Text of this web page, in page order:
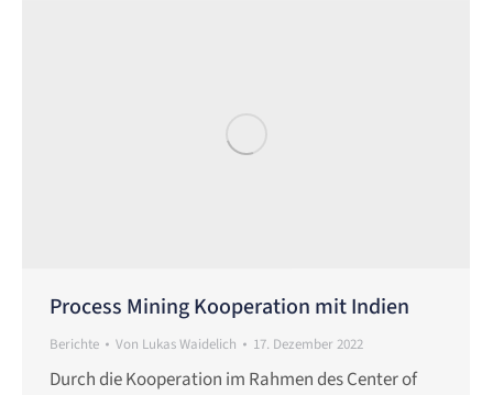
Process Mining Kooperation mit Indien
Berichte Von Lukas Waidelich 17. Dezember 2022
Durch die Kooperation im Rahmen des Center of